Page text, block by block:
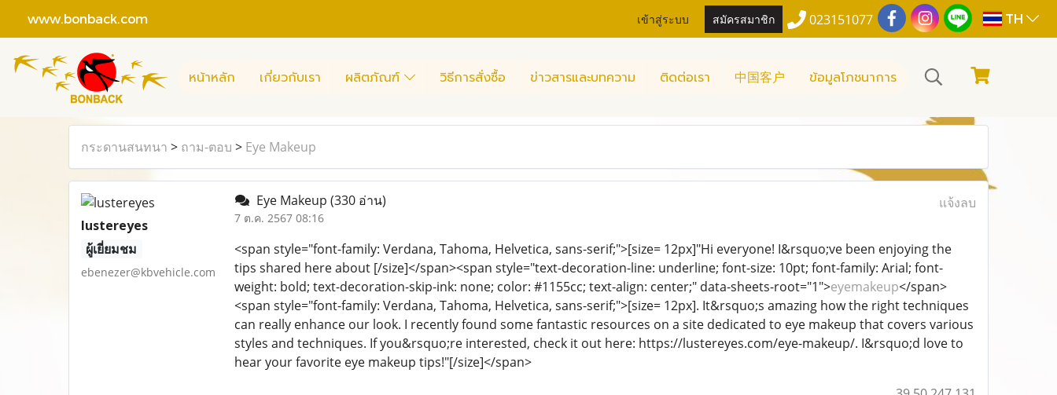
www.bonback.com เข้าสู่ระบบ สมัครสมาชิก 023151077 TH
หน้าหลัก เกี่ยวกับเรา ผลิตภัณฑ์ วิธีการสั่งซื้อ ข่าวสารและบทความ ติดต่อเรา 中国客户 ข้อมูลโภชนาการ
กระดานสนทนา > ถาม-ตอบ > Eye Makeup
lustereyes
ผู้เยี่ยมชม
ebenezer@kbvehicle.com
Eye Makeup (330 อ่าน)
7 ต.ค. 2567 08:16
แจ้งลบ
<span style="font-family: Verdana, Tahoma, Helvetica, sans-serif;">[size= 12px]"Hi everyone! I&rsquo;ve been enjoying the
tips shared here about [/size]</span><span style="text-decoration-line: underline; font-size: 10pt; font-family: Arial; font-
weight: bold; text-decoration-skip-ink: none; color: #1155cc; text-align: center;" data-sheets-root="1">eyemakeup</span>
<span style="font-family: Verdana, Tahoma, Helvetica, sans-serif;">[size= 12px]. It&rsquo;s amazing how the right techniques
can really enhance our look. I recently found some fantastic resources on a site dedicated to eye makeup that covers various
styles and techniques. If you&rsquo;re interested, check it out here: https://lustereyes.com/eye-makeup/. I&rsquo;d love to
hear your favorite eye makeup tips!"[/size]</span>